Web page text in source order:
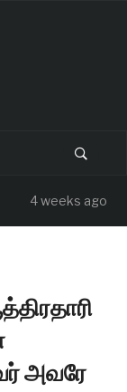
4 weeks ago
அவரே